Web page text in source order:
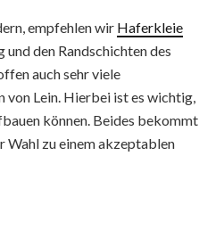
empfehlen wir Haferkleie
den Randschichten des
auch sehr viele
von Lein. Hierbei ist es wichtig,
können. Beides bekommt
Wahl zu einem akzeptablen